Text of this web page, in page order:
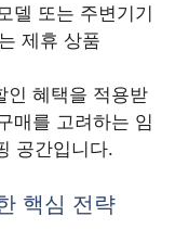
델 또는 주변기기
제휴 상품
인 혜택을 적용받
매를 고려하는 임
공간입니다.
핵심 전략